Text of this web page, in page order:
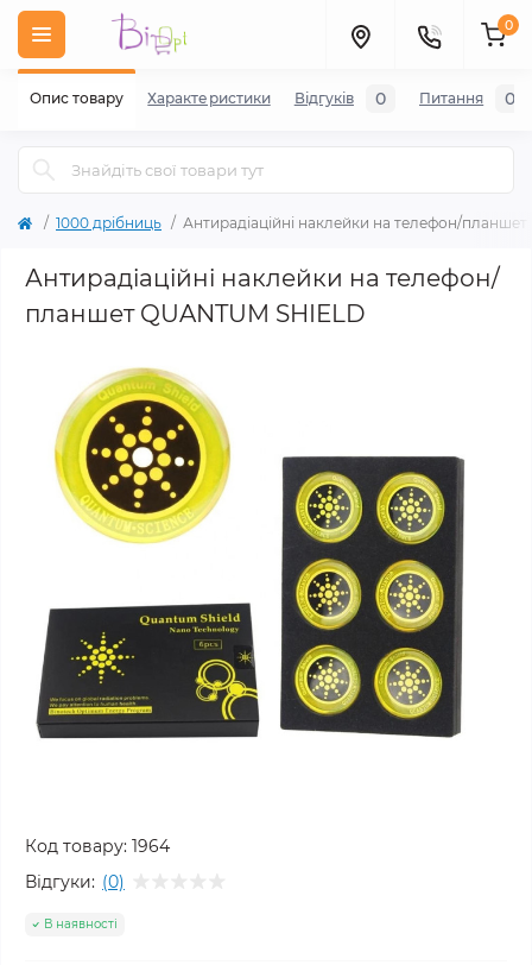
0
1000 дрібниць Антирадіаційні наклейки на телефон/
Антирадіаційні наклейки на телефон/
планшет QUANTUM SHIELD
Код товару: 1964
Відгуки: (0)
В наявності
Опис товару Характеристики Відгуків 0 Питання 0